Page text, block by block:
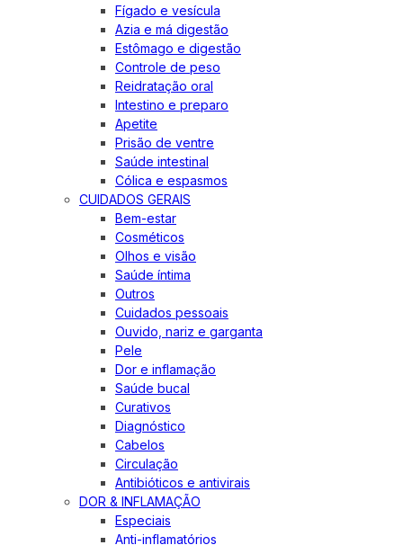
Fígado e vesícula
Azia e má digestão
Estômago e digestão
Controle de peso
Reidratação oral
Intestino e preparo
Apetite
Prisão de ventre
Saúde intestinal
Cólica e espasmos
CUIDADOS GERAIS
Bem-estar
Cosméticos
Olhos e visão
Saúde íntima
Outros
Cuidados pessoais
Ouvido, nariz e garganta
Pele
Dor e inflamação
Saúde bucal
Curativos
Diagnóstico
Cabelos
Circulação
Antibióticos e antivirais
DOR & INFLAMAÇÃO
Especiais
Anti-inflamatórios